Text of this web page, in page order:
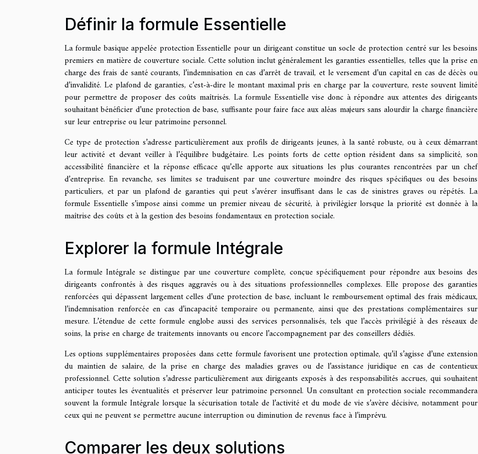
Définir la formule Essentielle
La formule basique appelée protection Essentielle pour un dirigeant constitue un socle de protection centré sur les besoins
premiers en matière de couverture sociale. Cette solution inclut généralement les garanties essentielles, telles que la prise en
charge des frais de santé courants, l’indemnisation en cas d’arrêt de travail, et le versement d’un capital en cas de décès ou
d’invalidité. Le plafond de garanties, c’est-à-dire le montant maximal pris en charge par la couverture, reste souvent limité
pour permettre de proposer des coûts maîtrisés. La formule Essentielle vise donc à répondre aux attentes des dirigeants
souhaitant bénéficier d’une protection de base, suffisante pour faire face aux aléas majeurs sans alourdir la charge financière
sur leur entreprise ou leur patrimoine personnel.
Ce type de protection s’adresse particulièrement aux profils de dirigeants jeunes, à la santé robuste, ou à ceux démarrant
leur activité et devant veiller à l’équilibre budgétaire. Les points forts de cette option résident dans sa simplicité, son
accessibilité financière et la réponse efficace qu’elle apporte aux situations les plus courantes rencontrées par un chef
d’entreprise. En revanche, ses limites se traduisent par une couverture moindre des risques spécifiques ou des besoins
particuliers, et par un plafond de garanties qui peut s’avérer insuffisant dans le cas de sinistres graves ou répétés. La
formule Essentielle s’impose ainsi comme un premier niveau de sécurité, à privilégier lorsque la priorité est donnée à la
maîtrise des coûts et à la gestion des besoins fondamentaux en protection sociale.
Explorer la formule Intégrale
La formule Intégrale se distingue par une couverture complète, conçue spécifiquement pour répondre aux besoins des
dirigeants confrontés à des risques aggravés ou à des situations professionnelles complexes. Elle propose des garanties
renforcées qui dépassent largement celles d’une protection de base, incluant le remboursement optimal des frais médicaux,
l’indemnisation renforcée en cas d’incapacité temporaire ou permanente, ainsi que des prestations complémentaires sur
mesure. L’étendue de cette formule englobe aussi des services personnalisés, tels que l’accès privilégié à des réseaux de
soins, la prise en charge de traitements innovants ou encore l’accompagnement par des conseillers dédiés.
Les options supplémentaires proposées dans cette formule favorisent une protection optimale, qu’il s’agisse d’une extension
du maintien de salaire, de la prise en charge des maladies graves ou de l’assistance juridique en cas de contentieux
professionnel. Cette solution s’adresse particulièrement aux dirigeants exposés à des responsabilités accrues, qui souhaitent
anticiper toutes les éventualités et préserver leur patrimoine personnel. Un consultant en protection sociale recommandera
souvent la formule Intégrale lorsque la sécurisation totale de l’activité et du mode de vie s’avère décisive, notamment pour
ceux qui ne peuvent se permettre aucune interruption ou diminution de revenus face à l’imprévu.
Comparer les deux solutions